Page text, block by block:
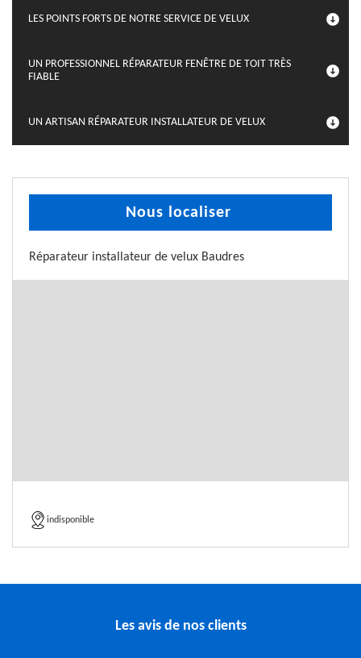
LES POINTS FORTS DE NOTRE SERVICE DE VELUX
UN PROFESSIONNEL RÉPARATEUR FENÊTRE DE TOIT TRÈS
FIABLE
UN ARTISAN RÉPARATEUR INSTALLATEUR DE VELUX
Nous localiser
Réparateur installateur de velux Baudres
indisponible
Les avis de nos clients